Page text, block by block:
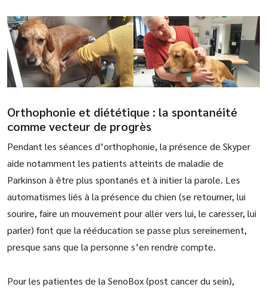
Orthophonie et diététique : la spontanéité
comme vecteur de progrès
Pendant les séances d’orthophonie, la présence de Skyper
aide notamment les patients atteints de maladie de
Parkinson à être plus spontanés et à initier la parole. Les
automatismes liés à la présence du chien (se retourner, lui
sourire, faire un mouvement pour aller vers lui, le caresser, lui
parler) font que la rééducation se passe plus sereinement,
presque sans que la personne s’en rendre compte.
Pour les patientes de la SenoBox (post cancer du sein),